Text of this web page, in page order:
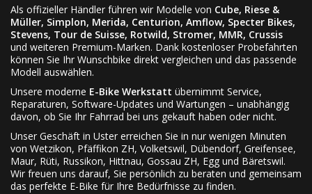
Als offizieller Händler führen wir Modelle von Cube, Riese &
Müller, Simplon, Merida, Centurion, Amflow, Specter Bikes,
Stevens, Tour de Suisse, Rotwild, Stromer, MMR, Crussis
und weiteren Premium-Marken. Dank kostenloser Probefahrten
können Sie Ihr Wunschbike direkt vergleichen und das passende
Modell auswählen.
Unsere moderne E-Bike Werkstatt übernimmt Service,
Reparaturen, Software-Updates und Wartungen – unabhängig
davon, ob Sie Ihr Fahrrad bei uns gekauft haben oder nicht.
Unser Geschäft in Uster erreichen Sie in nur wenigen Minuten
von Wetzikon, Pfäffikon ZH, Volketswil, Dübendorf, Greifensee,
Maur, Rüti, Russikon, Hittnau, Gossau ZH, Egg und Bäretswil.
Wir freuen uns darauf, Sie persönlich zu beraten und gemeinsam
das perfekte E-Bike für Ihre Bedürfnisse zu finden.